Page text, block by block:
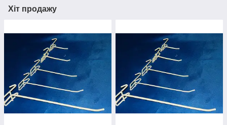
Хіт продажу